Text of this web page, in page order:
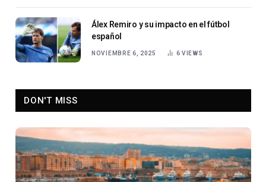
Álex Remiro y su impacto en el fútbol
español
NOVIEMBRE 6, 2025 6VIEWS
DON'T MISS